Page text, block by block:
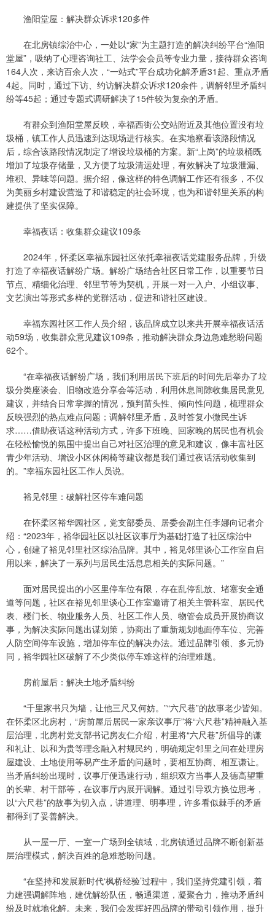
渔阳堂屋：解决群众诉求120多件
在北房镇综治中心，一处以“家”为主题打造的解决纠纷平台“渔阳
堂屋”，吸纳了心理咨询社工、法学会会员等专业力量，接待群众咨询
164人次，来访百余人次，“一站式”平台成功化解矛盾31起、重点矛盾
4起。同时，通过下访、约访解决群众诉求120余件，调解邻里矛盾纠
纷等45起；通过专题式调研解决了15件较为复杂的矛盾。
有群众到渔阳堂屋反映，幸福西街公交站附近及其他位置没有垃
圾桶，镇工作人员迅速到达现场进行核实。在实地察看该路段情况
后，综合该路段情况制定了增设垃圾桶的方案。新“上岗”的垃圾桶既
增加了垃圾存储量，又方便了垃圾清运处理，有效解决了垃圾泄漏、
堆积、异味等问题。据介绍，像这样的特色调解工作还有很多，不仅
为美丽乡村建设营造了和谐稳定的社会环境，也为和谐邻里关系的构
建提供了坚实保障。
幸福夜话：收集群众建议109条
2024年，怀柔区幸福东园社区依托幸福夜话党建服务品牌，升级
打造了幸福夜话解纷广场。解纷广场结合社区日常工作，以重要节日
节点、精细化治理、邻里节等为契机，开展一对一入户、小组议事、
文艺演出等形式多样的党群活动，促进和谐社区建设。
幸福东园社区工作人员介绍，该品牌成立以来共开展幸福夜话活
动59场，收集群众意见建议109条，推动解决群众身边急难愁盼问题
62个。
“在幸福夜话解纷广场，我们利用居民下班后的时间先后举办了垃
圾分类座谈会、旧物改造分享会等活动，利用休息间隙收集居民意见
建议，并结合日常掌握的情况，预判苗头性、倾向性问题，梳理群众
反映强烈的热点难点问题；调解邻里矛盾，及时答复小微民生诉
求……借助夜话这种活动方式，许多下班晚、回家晚的居民也有机会
在轻松愉悦的氛围中提出自己对社区治理的意见和建议，像丰富社区
青少年活动、增设小区休闲椅等建议都是我们通过夜话活动收集到
的。”幸福东园社区工作人员说。
裕见邻里：破解社区停车难问题
在怀柔区裕华园社区，党支部委员、居委会副主任李娜向记者介
绍：“2023年，裕华园社区以社区议事厅为基础打造了社区综治中
心，创建了裕见邻里社区综治品牌。其中，裕见邻里谈心工作室自启
用以来，解决了一系列与居民生活息息相关的实际问题。”
面对居民提出的小区里停车位有限，存在乱停乱放、堵塞安全通
道等问题，社区在裕见邻里谈心工作室邀请了相关主管科室、居民代
表、楼门长、物业服务人员、社区工作人员、物管会成员开展协商议
事，为解决实际问题出谋划策，协商出了重新规划地面停车位、完善
人防空间停车设施，增加停车位的解决办法。通过品牌引领、多元协
同，裕华园社区破解了不少类似停车难这样的治理难题。
房前屋后：解决土地矛盾纠纷
“千里家书只为墙，让他三尺又何妨。”“六尺巷”的故事老少皆知。
在怀柔区北房村，“房前屋后居民一家亲议事厅”将“六尺巷”精神融入基
层治理，北房村党支部书记房友仁介绍，村里将“六尺巷”所倡导的谦
和礼让、以和为贵等理念融入村规民约，明确规定邻里之间在处理房
屋建设、土地使用等易产生矛盾的问题时，要相互协商、相互谦让。
当矛盾纠纷出现时，议事厅便迅速行动，组织双方当事人及德高望重
的长辈、村干部等，在议事厅内展开调解。通过引导双方换位思考，
以“六尺巷”的故事为切入点，讲道理、明事理，许多看似棘手的矛盾
都得到了妥善解决。
从一屋一厅、一室一广场到全镇域，北房镇通过品牌不断创新基
层治理模式，解决百姓的急难愁盼问题。
“在坚持和发展新时代‘枫桥经验’过程中，我们坚持党建引领，着
力建强调解阵地，建优解纷队伍，畅通渠道，凝聚合力，推动矛盾纠
纷及时就地化解。未来，我们会发挥好四品牌的带动引领作用，提升